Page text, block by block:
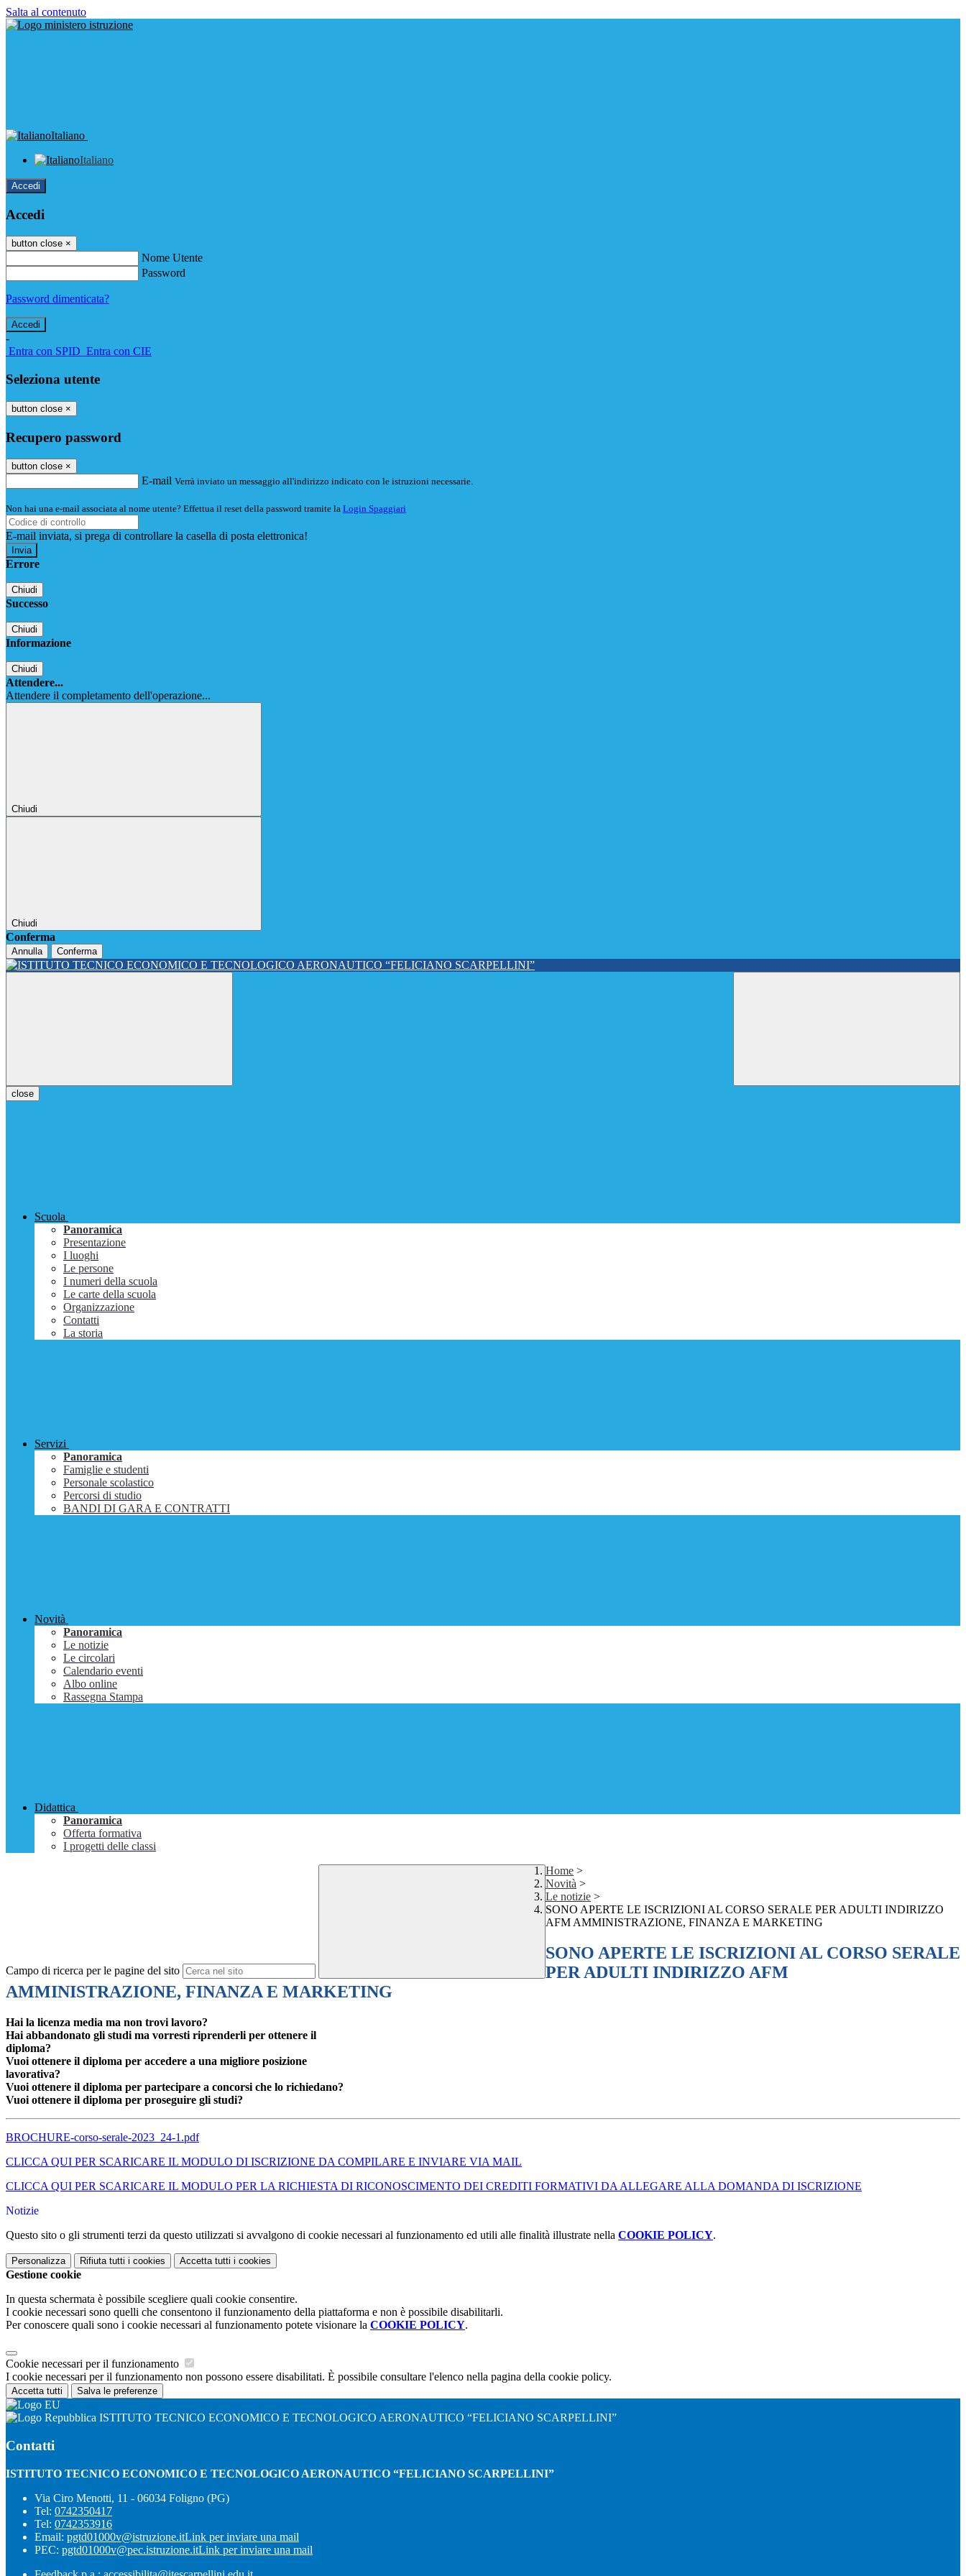
Salta al contenuto
Italiano
Italiano
Accedi
Accedi
button close ×
Nome Utente
Password
Password dimenticata?
-
Entra con SPID Entra con CIE
Seleziona utente
button close ×
Recupero password
button close ×
E-mail Verrà inviato un messaggio all'indirizzo indicato con le istruzioni necessarie.
Non hai una e-mail associata al nome utente? Effettua il reset della password tramite la Login Spaggiari
E-mail inviata, si prega di controllare la casella di posta elettronica!
Errore
Chiudi
Successo
Chiudi
Informazione
Chiudi
Attendere...
Attendere il completamento dell'operazione...
Chiudi
Chiudi
Conferma
Annulla Conferma
close
Scuola
Panoramica
Presentazione
I luoghi
Le persone
I numeri della scuola
Le carte della scuola
Organizzazione
Contatti
La storia
Servizi
Panoramica
Famiglie e studenti
Personale scolastico
Percorsi di studio
BANDI DI GARA E CONTRATTI
Novità
Panoramica
Le notizie
Le circolari
Calendario eventi
Albo online
Rassegna Stampa
Didattica
Panoramica
Offerta formativa
I progetti delle classi
Campo di ricerca per le pagine del sito
Home >
Novità >
Le notizie >
SONO APERTE LE ISCRIZIONI AL CORSO SERALE PER ADULTI INDIRIZZO
AFM AMMINISTRAZIONE, FINANZA E MARKETING
SONO APERTE LE ISCRIZIONI AL CORSO SERALE
PER ADULTI INDIRIZZO AFM
AMMINISTRAZIONE, FINANZA E MARKETING
Hai la licenza media ma non trovi lavoro?
Hai abbandonato gli studi ma vorresti riprenderli per ottenere il
diploma?
Vuoi ottenere il diploma per accedere a una migliore posizione
lavorativa?
Vuoi ottenere il diploma per partecipare a concorsi che lo richiedano?
Vuoi ottenere il diploma per proseguire gli studi?
BROCHURE-corso-serale-2023_24-1.pdf
CLICCA QUI PER SCARICARE IL MODULO DI ISCRIZIONE DA COMPILARE E INVIARE VIA MAIL
CLICCA QUI PER SCARICARE IL MODULO PER LA RICHIESTA DI RICONOSCIMENTO DEI CREDITI FORMATIVI DA ALLEGARE ALLA DOMANDA DI ISCRIZIONE
Notizie
Questo sito o gli strumenti terzi da questo utilizzati si avvalgono di cookie necessari al funzionamento ed utili alle finalità illustrate nella COOKIE POLICY.
Personalizza Rifiuta tutti i cookies Accetta tutti i cookies
Gestione cookie
In questa schermata è possibile scegliere quali cookie consentire.
I cookie necessari sono quelli che consentono il funzionamento della piattaforma e non è possibile disabilitarli.
Per conoscere quali sono i cookie necessari al funzionamento potete visionare la COOKIE POLICY.
Cookie necessari per il funzionamento
I cookie necessari per il funzionamento non possono essere disabilitati. È possibile consultare l'elenco nella pagina della cookie policy.
Accetta tutti Salva le preferenze
ISTITUTO TECNICO ECONOMICO E TECNOLOGICO AERONAUTICO “FELICIANO SCARPELLINI”
Contatti
ISTITUTO TECNICO ECONOMICO E TECNOLOGICO AERONAUTICO “FELICIANO SCARPELLINI”
Via Ciro Menotti, 11 - 06034 Foligno (PG)
Tel: 0742350417
Tel: 0742353916
Email: pgtd01000v@istruzione.itLink per inviare una mail
PEC: pgtd01000v@pec.istruzione.itLink per inviare una mail